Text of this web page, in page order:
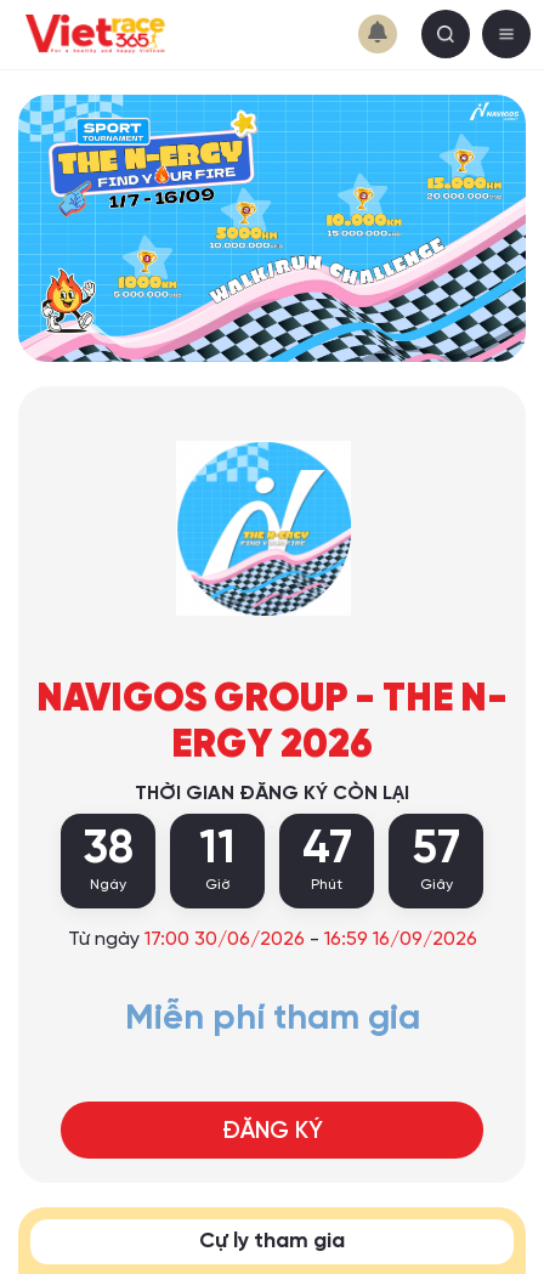
NAVIGOS GROUP - THE N-
ERGY 2026
THỜI GIAN ĐĂNG KÝ CÒN LẠI
38
Ngày
11
Giờ
47
Phút
56
Giây
Từ ngày 17:00 30/06/2026 - 16:59 16/09/2026
Miễn phí tham gia
ĐĂNG KÝ
Cự ly tham gia